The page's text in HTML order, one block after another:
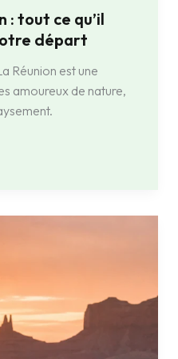
: tout ce qu’il
départ
Réunion est une
amoureux de nature,